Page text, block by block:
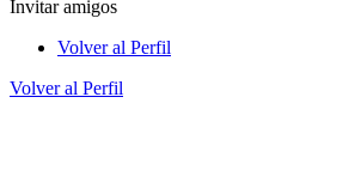
Invitar amigos
Volver al Perfil
Volver al Perfil